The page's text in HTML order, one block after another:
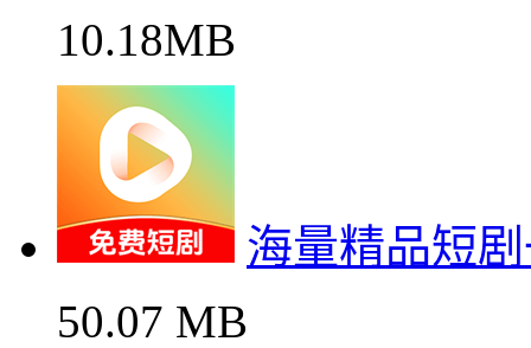
10.18MB
海量精品短
50.07 MB